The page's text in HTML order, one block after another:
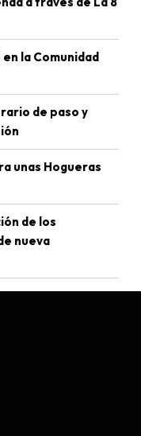
la Comunidad
de paso y
unas Hogueras
de los
nueva